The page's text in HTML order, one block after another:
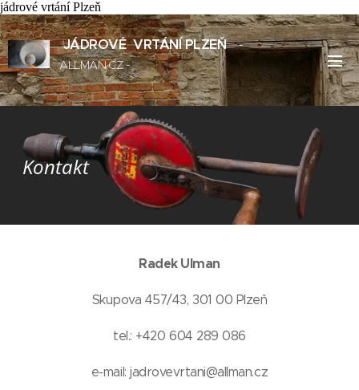
jádrové vrtání Plzeň
JÁDROVÉ VRTÁNÍ PLZEŇ-
ALLMAN.CZ -
Kontakt
Radek Ulman
Skupova 457/43, 301 00 Plzeň
tel.: +420 604 289 086
e-mail: jadrovevrtani@allman.cz